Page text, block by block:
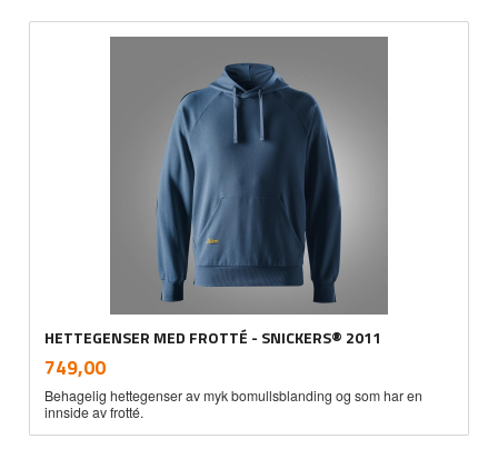
HETTEGENSER MED FROTTÉ - SNICKERS® 2011
Pris
749,00mva.
Behagelig hettegenser av myk bomullsblanding og som har en
innside av frotté.